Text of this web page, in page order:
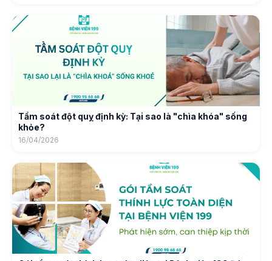
Tầm soát đột quỵ định kỳ: Tại sao là "chìa khóa" sống
khỏe?
16/04/2026